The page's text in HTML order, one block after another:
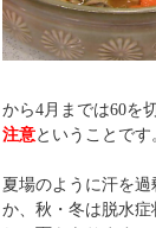
から4月までは60を
注意ということです
夏場のように汗を
か、秋・冬は脱水